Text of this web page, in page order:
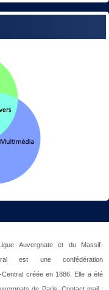
Auvergnate et du Massif-
est une confédération
créée en 1886. Elle a été